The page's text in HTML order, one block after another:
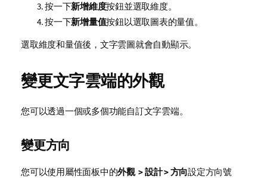
按一下新增維度按鈕並選取維度。
按一下新增量值按鈕以選取圖表的量值。
選取維度和量值後，文字雲圖就會自動顯示。
變更文字雲端的外觀
您可以透過一個或多個功能自訂文字雲端。
變更方向
您可以使用屬性面板中的外觀 > 設計 > 方向設定方向號